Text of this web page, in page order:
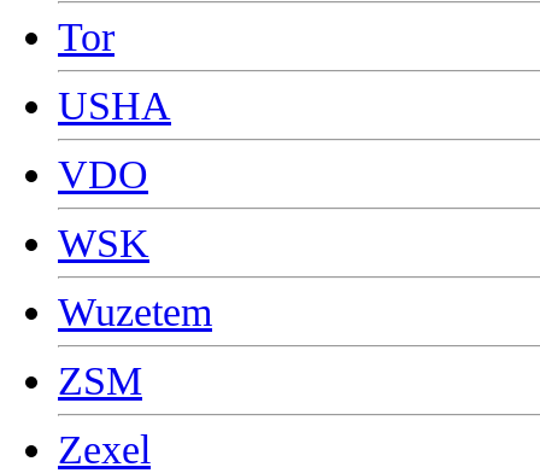
Tor
USHA
VDO
WSK
Wuzetem
ZSM
Zexel